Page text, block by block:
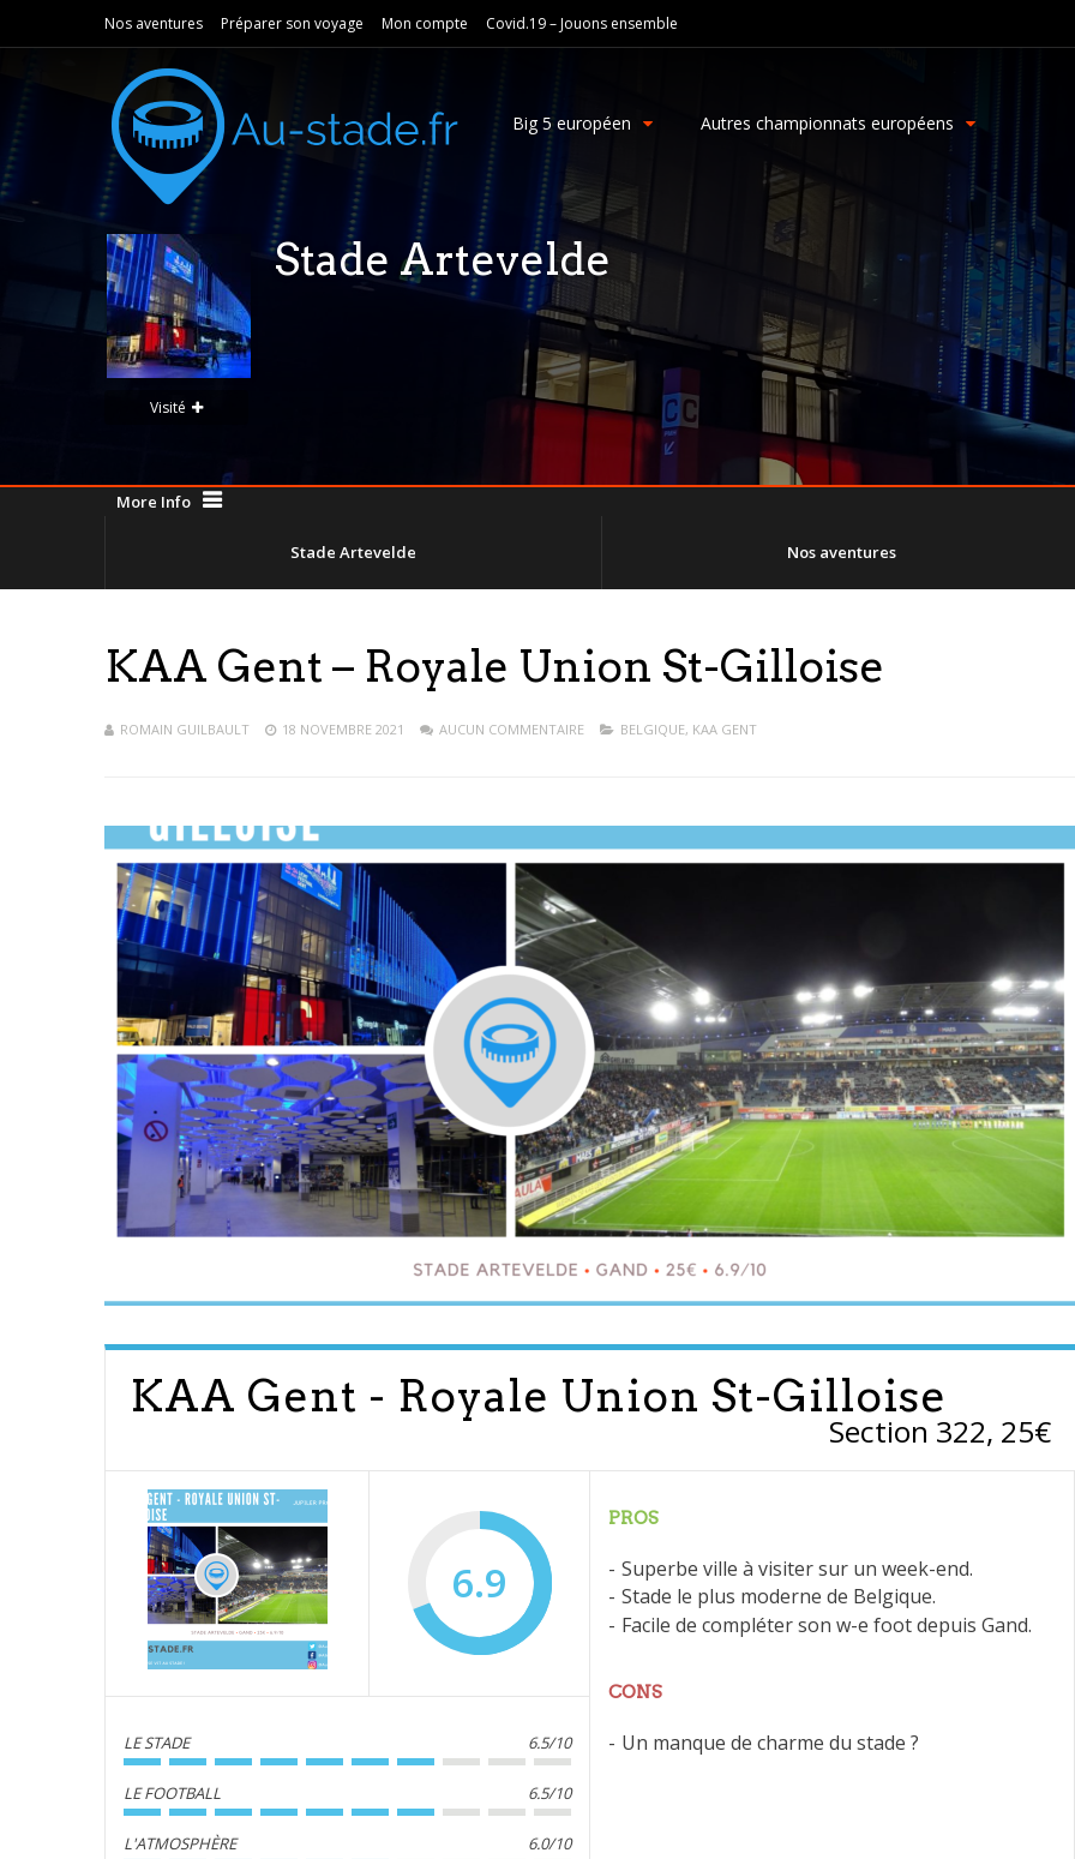
Nos aventures Préparer son voyage Mon compte Covid.19 – Jouons ensemble
Big 5 européen Autres championnats européens
Visité
Stade Artevelde
More Info
Stade Artevelde Nos aventures
KAA Gent – Royale Union St-Gilloise
ROMAIN GUILBAULT 18 NOVEMBRE 2021 AUCUN COMMENTAIRE BELGIQUE, KAA GENT
KAA Gent - Royale Union St-Gilloise
Section 322, 25€
6.9
LE STADE 6.5/10
LE FOOTBALL 6.5/10
L'ATMOSPHÈRE 6.0/10
PROS
Superbe ville à visiter sur un week-end.
Stade le plus moderne de Belgique.
Facile de compléter son w-e foot depuis Gand.
CONS
Un manque de charme du stade ?